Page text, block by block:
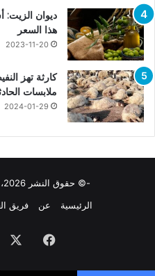
ديوان الزيت:
هذا السعر
2023-11-20
كارثة تهز
ملابسات
2024-01-29
-© حقوق النشر 2026، جميع الحقوق محفوظة
الرئيسية
عن فريق
فيسبوك